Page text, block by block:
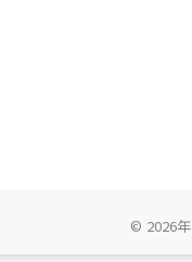
© 2026年